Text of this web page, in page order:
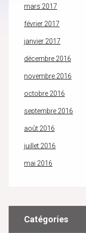
mars 2017
février 2017
janvier 2017
décembre 2016
novembre 2016
octobre 2016
septembre 2016
août 2016
juillet 2016
mai 2016
Catégories